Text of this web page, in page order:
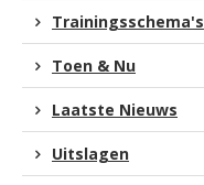
Trainingsschema's
Toen & Nu
Laatste Nieuws
Uitslagen